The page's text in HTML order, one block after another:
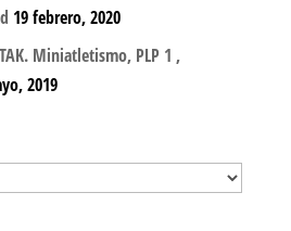
19 febrero, 2020
Miniatletismo, PLP 1 ,
2019